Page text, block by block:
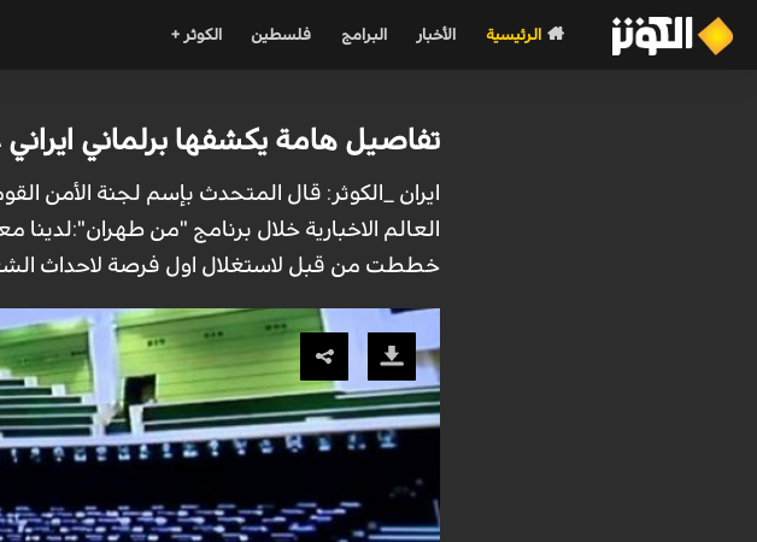
الرئيسية الأخبار البرامج فلسطين الكوثر +
تفاصيل هامة يكشفها برلماني ايراني
ايران _الكوثر: قال المتحدث بإسم لجنة الأمن
العالم الاخبارية خلال برنامج "من
خططت من قبل لاستغلال اول فرصة لاحداث